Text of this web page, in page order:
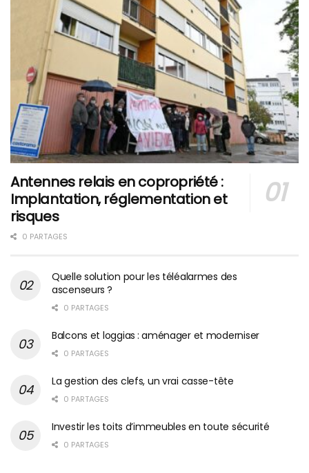
Antennes relais en copropriété :
Implantation, réglementation et
risques
0 PARTAGES
Quelle solution pour les téléalarmes des
ascenseurs ?
0 PARTAGES
Balcons et loggias : aménager et moderniser
0 PARTAGES
La gestion des clefs, un vrai casse-tête
0 PARTAGES
Investir les toits d’immeubles en toute sécurité
0 PARTAGES